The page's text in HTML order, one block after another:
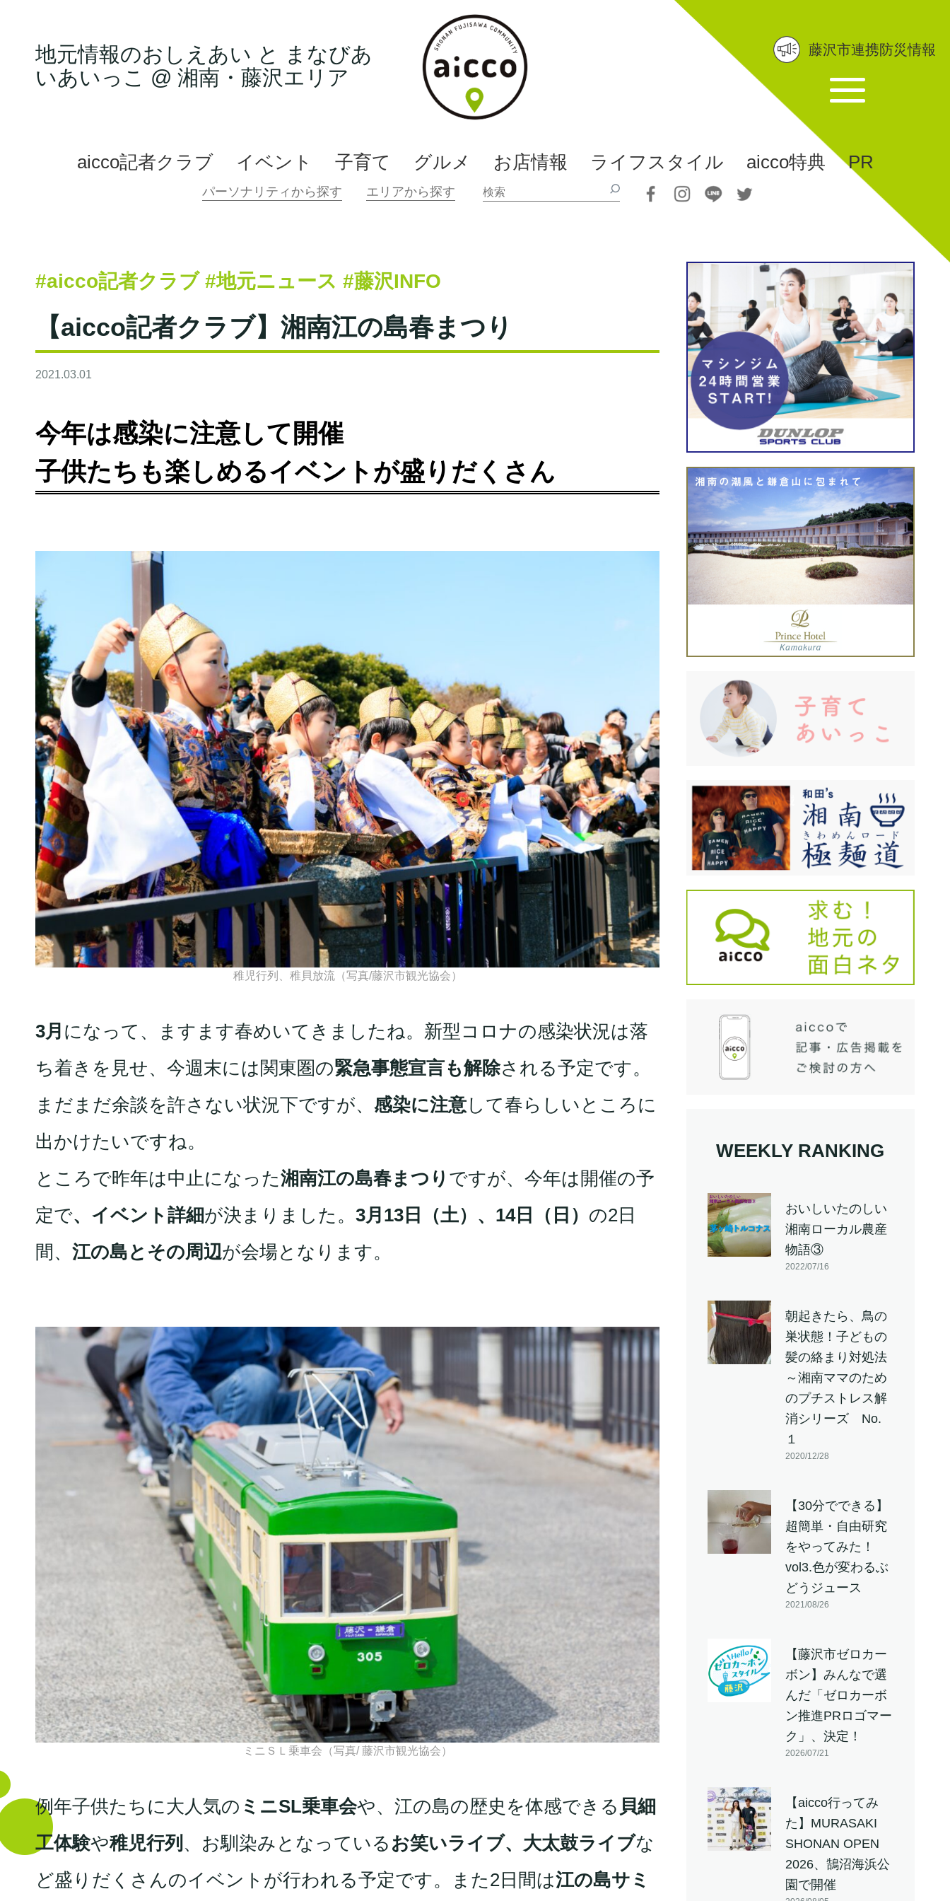
地元情報のおしえあい と まなびあ
いあいっこ @ 湘南・藤沢エリア
aicco記者クラブ イベント 子育て グルメ お店情報 ライフスタイル aicco特典 PR
藤沢市連携防災情報
#aicco記者クラブ #地元ニュース #藤沢INFO
【aicco記者クラブ】湘南江の島春まつり
2021.03.01
今年は感染に注意して開催
子供たちも楽しめるイベントが盛りだくさん
稚児行列、稚貝放流（写真/藤沢市観光協会）
3月 になって、ますます春めいてきましたね。新型コロナの感染状況は落
ち着きを見せ、今週末には関東圏の緊急事態宣言も解除される予定です。
まだまだ余談を許さない状況下ですが、 感染に注意して春らしいところに
出かけたいですね。
ところで昨年は中止になった湘南江の島春まつり ですが、今年は開催の予
定で、イベント詳細が決まりました。 3月13日（土）、14日（日） の2日
間、 江の島とその周辺が会場となります。
ミニＳＬ乗車会（写真/ 藤沢市観光協会）
例年子供たちに大人気の ミニSL乗車会や、江の島の歴史を体感できる 貝細
工体験や稚児行列 、お馴染みとなっている お笑いライブ、大太鼓ライブな
ど盛りだくさんのイベントが行われる予定です。また2日間は江の島サミ
WEEKLY RANKING
おいしいたのしい
湘南ローカル農産
物語③
2022/07/16
朝起きたら、鳥の
巣状態！子どもの
髪の絡まり対処法
～湘南ママのため
のプチストレス解
消シリーズ No.
１
2020/12/28
【30分でできる】
超簡単・自由研究
をやってみた！
vol3.色が変わるぶ
どうジュース
2021/08/26
【藤沢市ゼロカー
ボン】みんなで選
んだ「ゼロカーボ
ン推進PRロゴマー
ク」、決定！
2026/07/21
【aicco行ってみ
た】MURASAKI
SHONAN OPEN
2026、鵠沼海浜公
園で開催